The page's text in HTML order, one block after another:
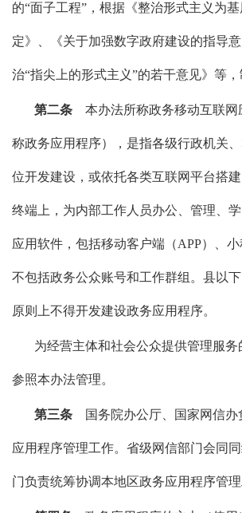
的“面子工程”，根据《整治形式主义为
定》、《关于加强数字政府建设的指导
治“指尖上的形式主义”的若干意见》等，
第二条 本办法所称政务移动互联网
称政务应用程序），是指各级行政机关
位开发建设，或依托各类互联网平台搭
终端上，为内部工作人员办公、管理、
应用软件，包括移动客户端（APP）、小
不包括政务公众账号和工作群组。县以
原则上不得开发建设政务应用程序。
为经营主体和社会公众提供管理服务
参照本办法管理。
第三条 国务院办公厅、国家网信办
应用程序管理工作。省级网信部门会同
门负责统筹协调本地区政务应用程序管理